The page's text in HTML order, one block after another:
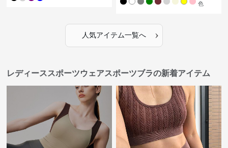
色
人気アイテム一覧へ ›
レディーススポーツウェアスポーツブラの新着アイテム